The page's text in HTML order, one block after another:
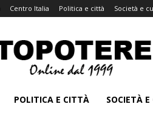
Centro Italia Politica e città Società e
POLITICA E CITTÀ SOCIETÀ